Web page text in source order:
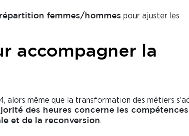
femmes/hommes pour ajuster les
accompagner la
alors même que la transformation des métiers
des heures concerne les compétences
et de la reconversion.